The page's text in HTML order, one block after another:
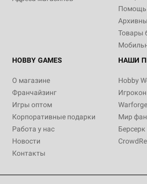
Помощь
Товары
HOBBY GAMES
О магазине
Франчайзинг
Игры оптом
Корпоративные подарки
Работа у нас
Новости
Контакты
НАШИ
Hobby
Игрокон
Warforge
Мир
Берсерк